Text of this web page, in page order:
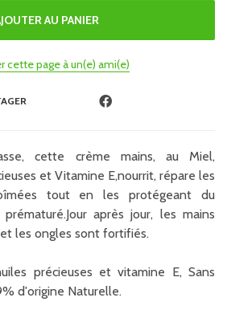
cette page à un(e) ami(e)
cette crème mains, au Miel,
et Vitamine E,nourrit, répare les
tout en les protégeant du
après jour, les mains
les ongles sont fortifiés.
précieuses et vitamine E, Sans
d'origine Naturelle.